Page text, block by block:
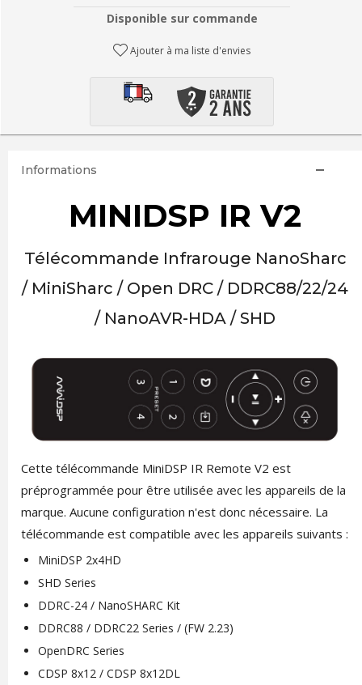
Disponible sur commande
Ajouter à ma liste d'envies
Informations
MINIDSP IR V2
Télécommande Infrarouge NanoSharc
/ MiniSharc / Open DRC / DDRC88/22/24
/ NanoAVR-HDA / SHD
Cette télécommande MiniDSP IR Remote V2 est
préprogrammée pour être utilisée avec les appareils de la
marque. Aucune configuration n'est donc nécessaire. La
télécommande est compatible avec les appareils suivants :
MiniDSP 2x4HD
SHD Series
DDRC-24 / NanoSHARC Kit
DDRC88 / DDRC22 Series / (FW 2.23)
OpenDRC Series
CDSP 8x12 / CDSP 8x12DL